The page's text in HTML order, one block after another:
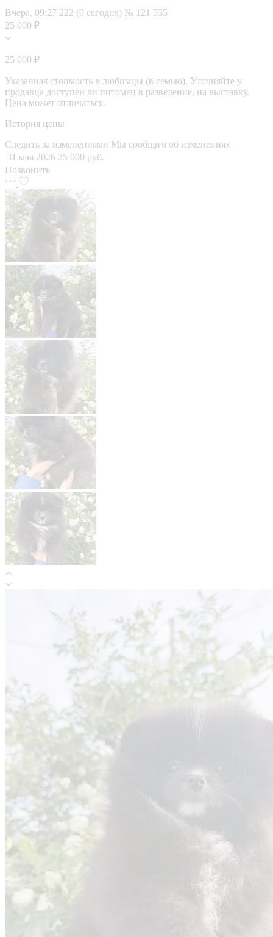
Вчера, 09:27 222 (0 сегодня) № 121 535
25 000 ₽
25 000 ₽
Указанная стоимость в любимцы (в семью). Уточняйте у
продавца доступен ли питомец в разведение, на выставку.
Цена может отличаться.
История цены
Следить за изменениями Мы сообщим об изменениях
31 мая 2026 25 000 руб.
Позвонить